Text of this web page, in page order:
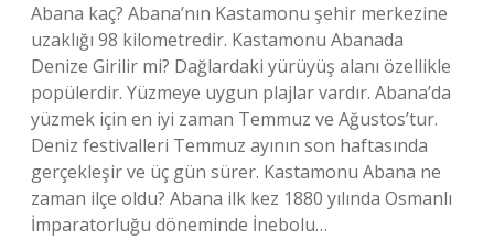
Abana kaç? Abana’nın Kastamonu şehir merkezine
uzaklığı 98 kilometredir. Kastamonu Abanada
Denize Girilir mi? Dağlardaki yürüyüş alanı özellikle
popülerdir. Yüzmeye uygun plajlar vardır. Abana’da
yüzmek için en iyi zaman Temmuz ve Ağustos’tur.
Deniz festivalleri Temmuz ayının son haftasında
gerçekleşir ve üç gün sürer. Kastamonu Abana ne
zaman ilçe oldu? Abana ilk kez 1880 yılında Osmanlı
İmparatorluğu döneminde İnebolu…